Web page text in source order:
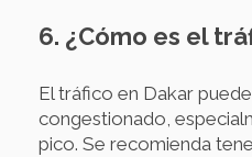
6. ¿Cómo es el
El tráfico en Dakar
congestionado,
pico. Se recomienda